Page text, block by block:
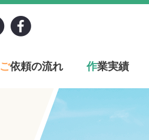
ご依頼の流れ 作業実績